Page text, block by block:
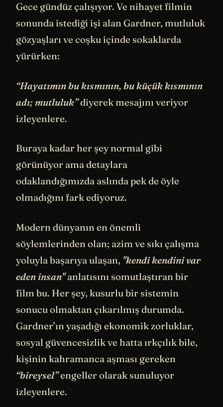
Gece gündüz çalışıyor. Ve nihayet filmin
sonunda istediği işi alan Gardner, mutluluk
gözyaşları ve coşku içinde sokaklarda
yürürken:
“Hayatımın bu kısmının, bu küçük kısmının
adı; mutluluk”diyerek mesajını veriyor
izleyenlere.
Buraya kadar her şey normal gibi
görünüyor ama detaylara
odaklandığımızda aslında pek de öyle
olmadığını fark ediyoruz.
Modern dünyanın en önemli
söylemlerinden olan; azim ve sıkı çalışma
yoluyla başarıya ulaşan, "kendi kendini var
eden insan"anlatısını somutlaştıran bir
film bu. Her şey, kusurlu bir sistemin
sonucu olmaktan çıkarılmış durumda.
Gardner’ın yaşadığı ekonomik zorluklar,
sosyal güvencesizlik ve hatta ırkçılık bile,
kişinin kahramanca aşması gereken
“bireysel”engeller olarak sunuluyor
izleyenlere.